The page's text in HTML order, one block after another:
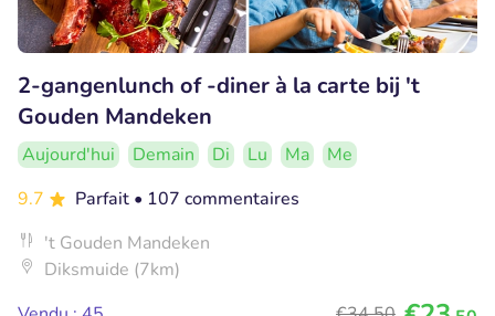
2-gangenlunch of -diner à la carte bij 't
Gouden Mandeken
Aujourd'hui Demain Di Lu Ma
Me
9.7
Parfait • 107 commentaires
't Gouden Mandeken
Diksmuide (7km)